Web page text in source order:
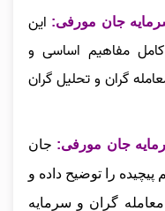
جان مورفی: این
مفاهیم اساسی و
گران و تحلیل‌ گران
جان مورفی: جان
را توضیح داده و
معامله‌ گران و سرمایه‌